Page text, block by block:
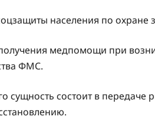
населения по охране
медпомощи при
ФМС.
состоит в передаче